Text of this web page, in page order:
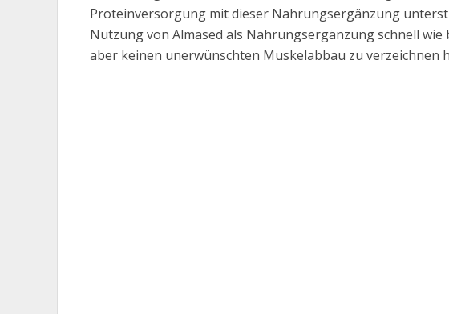
Proteinversorgung mit dieser Nahrungsergänzung
Nutzung von Almased als Nahrungsergänzung schnell wie
aber keinen unerwünschten Muskelabbau zu verzeichnen